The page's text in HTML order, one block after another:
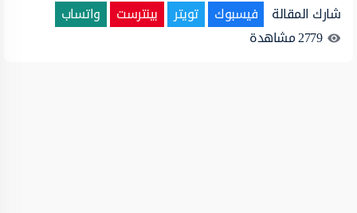
شارك المقالة فيسبوك تويتر بينترست
واتساب
2779مشاهدة